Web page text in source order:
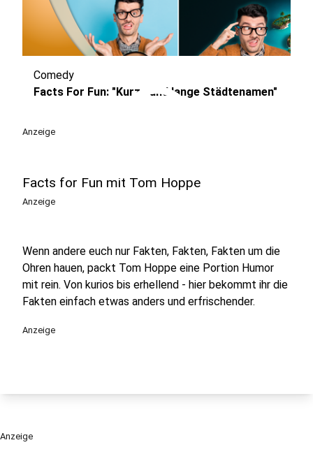
play_circle
Comedy
Facts For Fun: "Kurze und lange Städtenamen"
Anzeige
Facts for Fun mit Tom Hoppe
Anzeige
Wenn andere euch nur Fakten, Fakten, Fakten um die
Ohren hauen, packt Tom Hoppe eine Portion Humor
mit rein. Von kurios bis erhellend - hier bekommt ihr die
Fakten einfach etwas anders und erfrischender.
Anzeige
Anzeige